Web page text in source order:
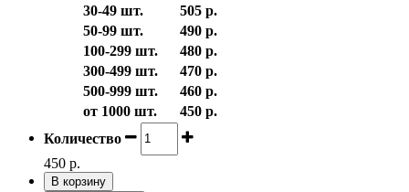
30-49 шт.
505 р.
50-99 шт.
490 р.
100-299 шт.
480 р.
300-499 шт.
470 р.
500-999 шт.
460 р.
от 1000 шт.
450 р.
Количество
450 р.
В корзину